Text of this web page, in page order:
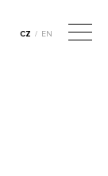
CZ / EN